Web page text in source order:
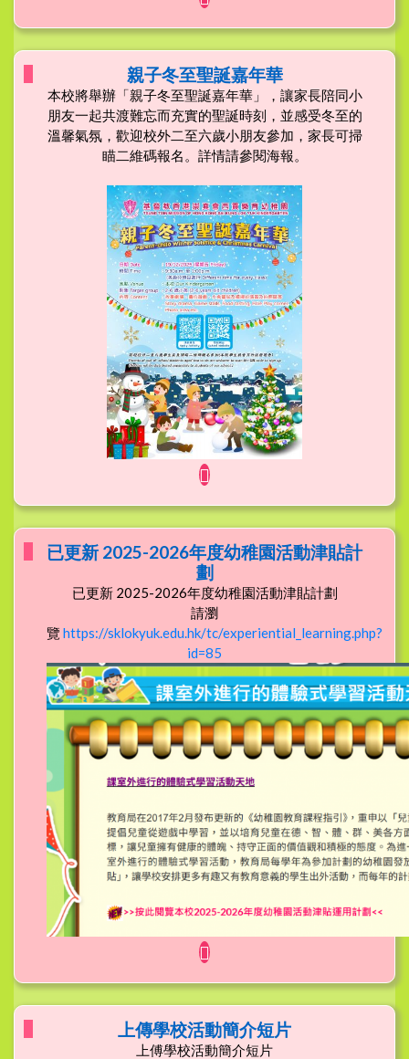
親子冬至聖誕嘉年華
本校將舉辦「親子冬至聖誕嘉年華」，讓家長陪同小
朋友一起共渡難忘而充實的聖誕時刻，並感受冬至的
溫馨氣氛，歡迎校外二至六歲小朋友參加，家長可掃
瞄二維碼報名。詳情請參閱海報。
已更新 2025-2026年度幼稚園活動津貼計
劃
已更新 2025-2026年度幼稚園活動津貼計劃
請瀏
覽 https://sklokyuk.edu.hk/tc/experiential_learning.php?
id=85
上傳學校活動簡介短片
上傅學校活動簡介短片